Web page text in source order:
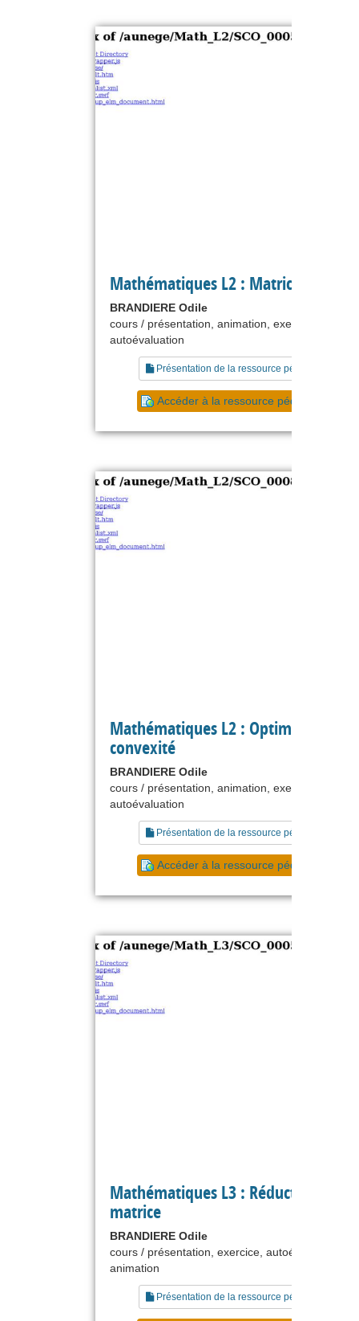
Mathématiques L2 : Matrices 1
BRANDIERE Odile
cours / présentation, animation, exercice,
autoévaluation
Présentation de la ressource pédagogique
Accéder à la ressource pédagogique
Mathématiques L2 : Optimisation et
convexité
BRANDIERE Odile
cours / présentation, animation, exercice,
autoévaluation
Présentation de la ressource pédagogique
Accéder à la ressource pédagogique
Mathématiques L3 : Réduction d'une
matrice
BRANDIERE Odile
cours / présentation, exercice, autoévaluation,
animation
Présentation de la ressource pédagogique